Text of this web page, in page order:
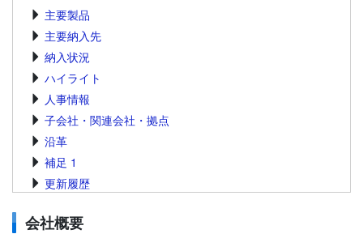
主要製品
主要納入先
納入状況
ハイライト
人事情報
子会社・関連会社・拠点
沿革
補足 1
更新履歴
会社概要